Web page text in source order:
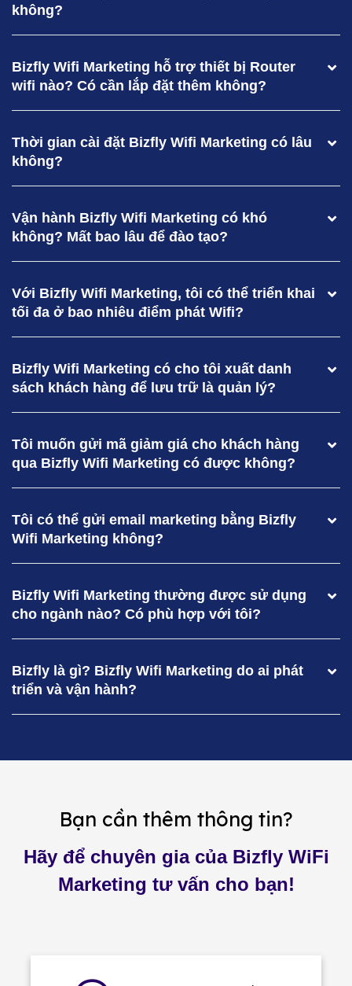
không?
Bizfly Wifi Marketing hỗ trợ thiết bị Router
wifi nào? Có cần lắp đặt thêm không?
Thời gian cài đặt Bizfly Wifi Marketing có lâu
không?
Vận hành Bizfly Wifi Marketing có khó
không? Mất bao lâu để đào tạo?
Với Bizfly Wifi Marketing, tôi có thể triển khai
tối đa ở bao nhiêu điểm phát Wifi?
Bizfly Wifi Marketing có cho tôi xuất danh
sách khách hàng để lưu trữ là quản lý?
Tôi muốn gửi mã giảm giá cho khách hàng
qua Bizfly Wifi Marketing có được không?
Tôi có thể gửi email marketing bằng Bizfly
Wifi Marketing không?
Bizfly Wifi Marketing thường được sử dụng
cho ngành nào? Có phù hợp với tôi?
Bizfly là gì? Bizfly Wifi Marketing do ai phát
triển và vận hành?
Bạn cần thêm thông tin?
Hãy để chuyên gia của Bizfly WiFi
Marketing tư vấn cho bạn!